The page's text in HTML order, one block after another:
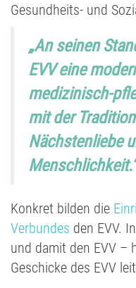
Gesundheits- und
„An seinen
EVV eine
medizinisch-
mit der
Nächstenliebe
Konkret bilden die
Verbundes den EVV.
und damit den EVV –
Geschicke des EVV